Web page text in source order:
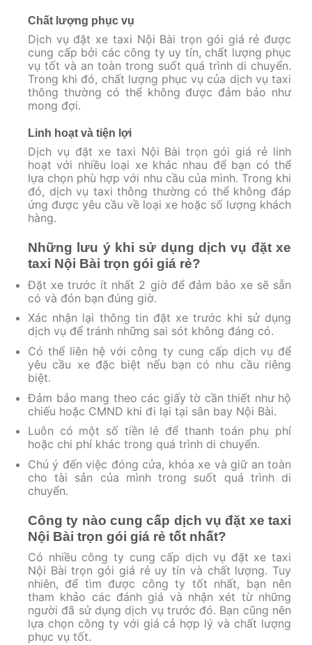
Chất lượng phục vụ
Dịch vụ đặt xe taxi Nội Bài trọn gói giá rẻ được
cung cấp bởi các công ty uy tín, chất lượng phục
vụ tốt và an toàn trong suốt quá trình di chuyển.
Trong khi đó, chất lượng phục vụ của dịch vụ taxi
thông thường có thể không được đảm bảo như
mong đợi.
Linh hoạt và tiện lợi
Dịch vụ đặt xe taxi Nội Bài trọn gói giá rẻ linh
hoạt với nhiều loại xe khác nhau để bạn có thể
lựa chọn phù hợp với nhu cầu của mình. Trong khi
đó, dịch vụ taxi thông thường có thể không đáp
ứng được yêu cầu về loại xe hoặc số lượng khách
hàng.
Những lưu ý khi sử dụng dịch vụ đặt xe
taxi Nội Bài trọn gói giá rẻ?
Đặt xe trước ít nhất 2 giờ để đảm bảo xe sẽ sẵn
có và đón bạn đúng giờ.
Xác nhận lại thông tin đặt xe trước khi sử dụng
dịch vụ để tránh những sai sót không đáng có.
Có thể liên hệ với công ty cung cấp dịch vụ để
yêu cầu xe đặc biệt nếu bạn có nhu cầu riêng
biệt.
Đảm bảo mang theo các giấy tờ cần thiết như hộ
chiếu hoặc CMND khi đi lại tại sân bay Nội Bài.
Luôn có một số tiền lẻ để thanh toán phụ phí
hoặc chi phí khác trong quá trình di chuyển.
Chú ý đến việc đóng cửa, khóa xe và giữ an toàn
cho tài sản của mình trong suốt quá trình di
chuyển.
Công ty nào cung cấp dịch vụ đặt xe taxi
Nội Bài trọn gói giá rẻ tốt nhất?
Có nhiều công ty cung cấp dịch vụ đặt xe taxi
Nội Bài trọn gói giá rẻ uy tín và chất lượng. Tuy
nhiên, để tìm được công ty tốt nhất, bạn nên
tham khảo các đánh giá và nhận xét từ những
người đã sử dụng dịch vụ trước đó. Bạn cũng nên
lựa chọn công ty với giá cả hợp lý và chất lượng
phục vụ tốt.